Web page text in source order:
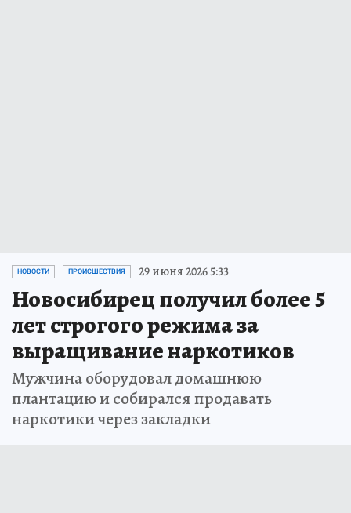
НОВОСТИ ПРОИСШЕСТВИЯ 29 июня 2026 5:33
Новосибирец получил более 5
лет строгого режима за
выращивание наркотиков
Мужчина оборудовал домашнюю
плантацию и собирался продавать
наркотики через закладки